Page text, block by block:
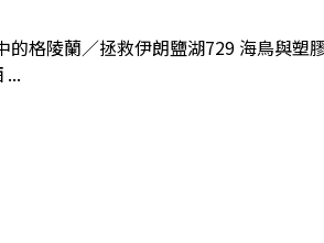
格陵蘭／拯救伊朗鹽湖729 海鳥與塑
...